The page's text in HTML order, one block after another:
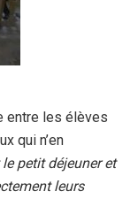
entre les élèves
qui n’en
petit déjeuner et
leurs